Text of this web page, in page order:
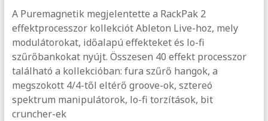
A Puremagnetik megjelentette a RackPak 2
effektprocesszor kollekciót Ableton Live-hoz, mely
modulátorokat, időalapú effekteket és lo-fi
szűrőbankokat nyújt. Összesen 40 effekt processzor
található a kollekcióban: fura szűrő hangok, a
megszokott 4/4-től eltérő groove-ok, sztereó
spektrum manipulátorok, lo-fi torzítások, bit
cruncher-ek